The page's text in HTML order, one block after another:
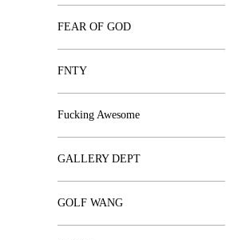
FEAR OF GOD
FNTY
Fucking Awesome
GALLERY DEPT
GOLF WANG